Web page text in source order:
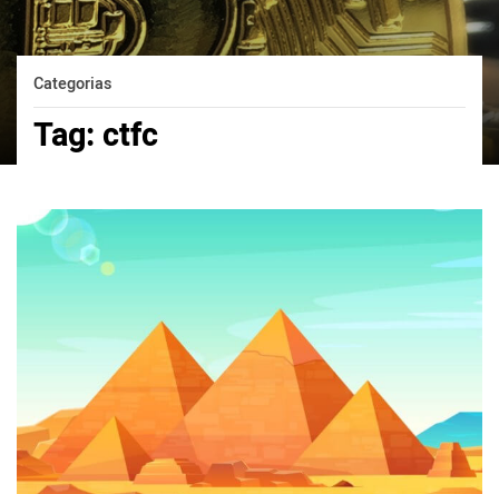
italiano
日本語
中文
한국어
العربية
vietnamese
Categorias
Tag: ctfc